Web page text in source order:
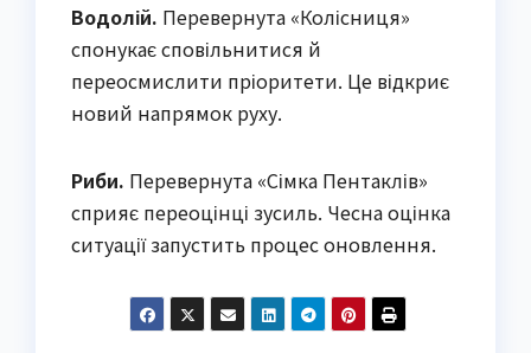
Водолій. Перевернута «Колісниця»
спонукає сповільнитися й
переосмислити пріоритети. Це відкриє
новий напрямок руху.
Риби. Перевернута «Сімка Пентаклів»
сприяє переоцінці зусиль. Чесна оцінка
ситуації запустить процес оновлення.